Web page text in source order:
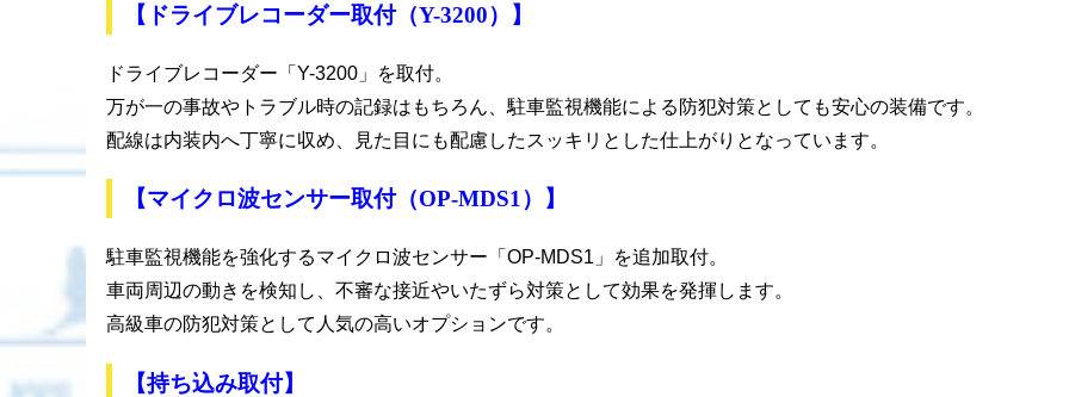
【ドライブレコーダー取付（Y-3200）】
ドライブレコーダー「Y-3200」を取付。
万が一の事故やトラブル時の記録はもちろん、駐車監視機能による防犯対策としても安心の装備です。
配線は内装内へ丁寧に収め、見た目にも配慮したスッキリとした仕上がりとなっています。
【マイクロ波センサー取付（OP-MDS1）】
駐車監視機能を強化するマイクロ波センサー「OP-MDS1」を追加取付。
車両周辺の動きを検知し、不審な接近やいたずら対策として効果を発揮します。
高級車の防犯対策として人気の高いオプションです。
【持ち込み取付】